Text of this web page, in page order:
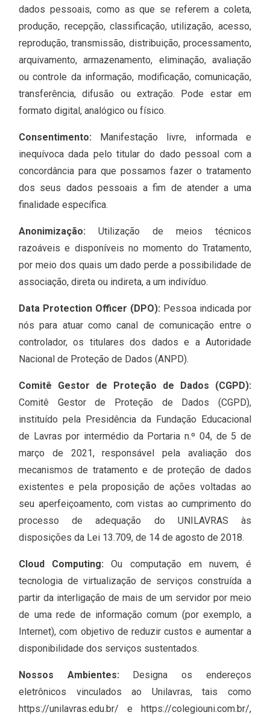
dados pessoais, como as que se referem a coleta,
produção, recepção, classificação, utilização, acesso,
reprodução, transmissão, distribuição, processamento,
arquivamento, armazenamento, eliminação, avaliação
ou controle da informação, modificação, comunicação,
transferência, difusão ou extração. Pode estar em
formato digital, analógico ou físico.
Consentimento: Manifestação livre, informada e
inequívoca dada pelo titular do dado pessoal com a
concordância para que possamos fazer o tratamento
dos seus dados pessoais a fim de atender a uma
finalidade específica.
Anonimização: Utilização de meios técnicos
razoáveis e disponíveis no momento do Tratamento,
por meio dos quais um dado perde a possibilidade de
associação, direta ou indireta, a um indivíduo.
Data Protection Officer (DPO): Pessoa indicada por
nós para atuar como canal de comunicação entre o
controlador, os titulares dos dados e a Autoridade
Nacional de Proteção de Dados (ANPD).
Comitê Gestor de Proteção de Dados (CGPD):
Comitê Gestor de Proteção de Dados (CGPD),
instituído pela Presidência da Fundação Educacional
de Lavras por intermédio da Portaria n.º 04, de 5 de
março de 2021, responsável pela avaliação dos
mecanismos de tratamento e de proteção de dados
existentes e pela proposição de ações voltadas ao
seu aperfeiçoamento, com vistas ao cumprimento do
processo de adequação do UNILAVRAS às
disposições da Lei 13.709, de 14 de agosto de 2018.
Cloud Computing: Ou computação em nuvem, é
tecnologia de virtualização de serviços construída a
partir da interligação de mais de um servidor por meio
de uma rede de informação comum (por exemplo, a
Internet), com objetivo de reduzir custos e aumentar a
disponibilidade dos serviços sustentados.
Nossos Ambientes: Designa os endereços
eletrônicos vinculados ao Unilavras, tais como
https://unilavras.edu.br/ e https://colegiouni.com.br/,